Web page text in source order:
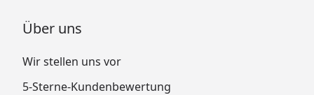
Über uns
Wir stellen uns vor
5-Sterne-Kundenbewertung